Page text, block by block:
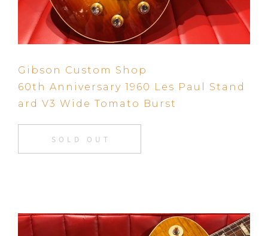
Gibson Custom Shop
60th Anniversary 1960 Les Paul Stand
ard V3 Wide Tomato Burst
SOLD OUT